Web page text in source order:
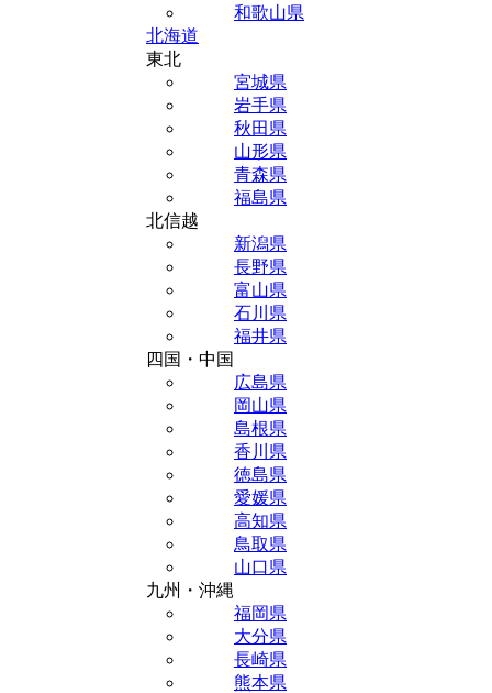
和歌山県
北海道
東北
宮城県
岩手県
秋田県
山形県
青森県
福島県
北信越
新潟県
長野県
富山県
石川県
福井県
四国・中国
広島県
岡山県
島根県
香川県
徳島県
愛媛県
高知県
鳥取県
山口県
九州・沖縄
福岡県
大分県
長崎県
熊本県